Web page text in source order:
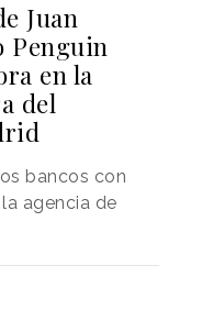
Juan
Penguin
en la
del
bancos con
agencia de